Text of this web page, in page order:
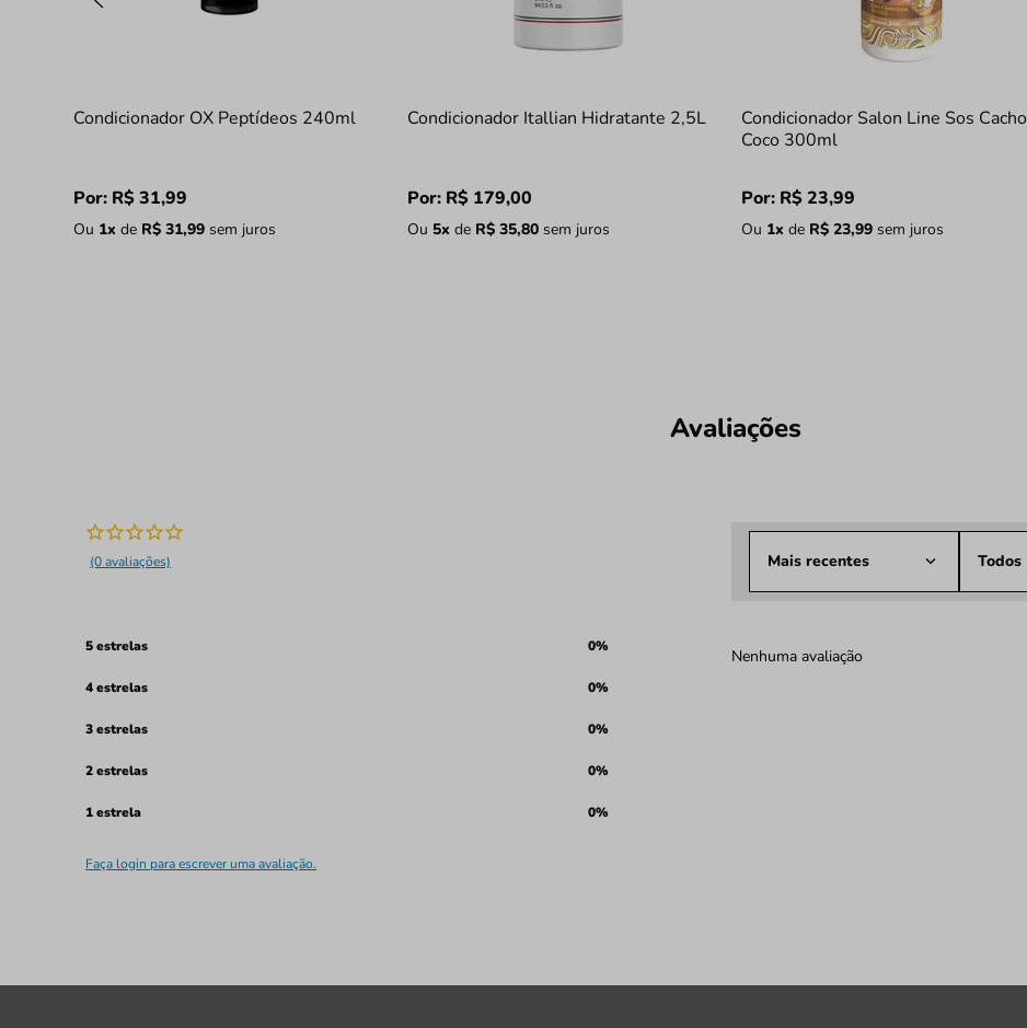
Condicionador OX Peptídeos 240ml
Por: R$ 31,99
Ou 1x de R$ 31,99 sem juros
Condicionador Itallian Hidratante 2,5L
Por: R$ 179,00
Ou 5x de R$ 35,80 sem juros
Condicionador Salon Line Sos Cacho
Coco 300ml
Por: R$ 23,99
Ou 1x de R$ 23,99 sem juros
Avaliações
(0 avaliações)
5 estrelas 0%
4 estrelas 0%
3 estrelas 0%
2 estrelas 0%
1 estrela 0%
Faça login para escrever uma avaliação.
Mais recentes Todos
Nenhuma avaliação